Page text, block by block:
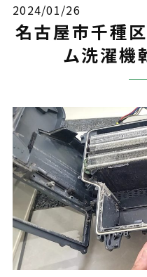
2024/01/26
名古屋市千種
ム洗濯機